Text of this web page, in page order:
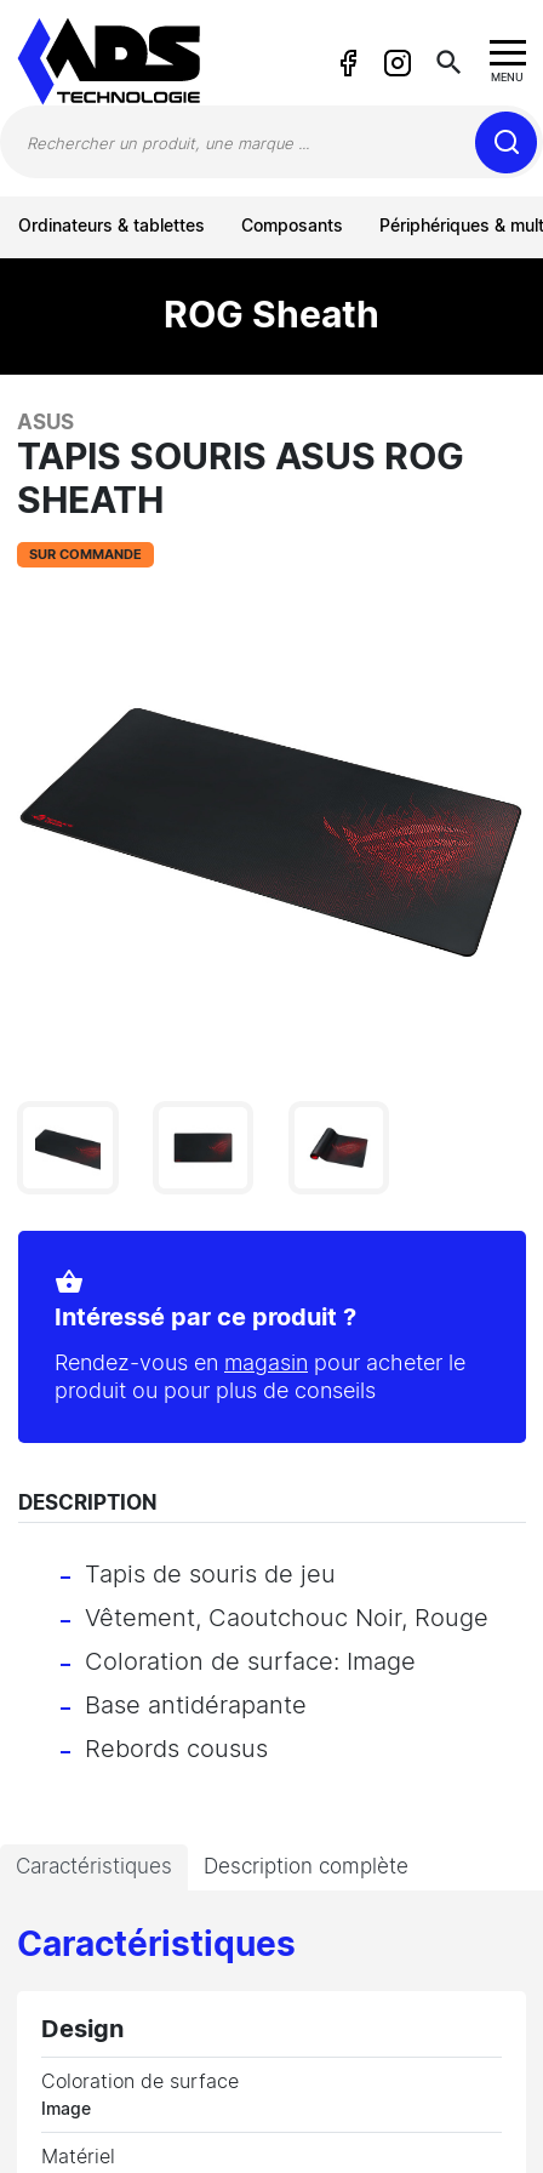
search MENU
Ordinateurs & tablettes Composants Périphériques &
ROG Sheath
ASUS
TAPIS SOURIS ASUS ROG
SHEATH
SUR COMMANDE
shopping_basket
Intéressé par ce produit ?
Rendez-vous en magasin pour acheter le
produit ou pour plus de conseils
DESCRIPTION
Tapis de souris de jeu
Vêtement, Caoutchouc Noir, Rouge
Coloration de surface: Image
Base antidérapante
Rebords cousus
Caractéristiques Description complète
Caractéristiques
Design
Coloration de surface
Image
Matériel